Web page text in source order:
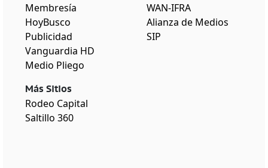
Membresía
HoyBusco
Publicidad
Vanguardia HD
Medio Pliego
Más Sitios
Rodeo Capital
Saltillo 360
WAN-IFRA
Alianza de Medios
SIP